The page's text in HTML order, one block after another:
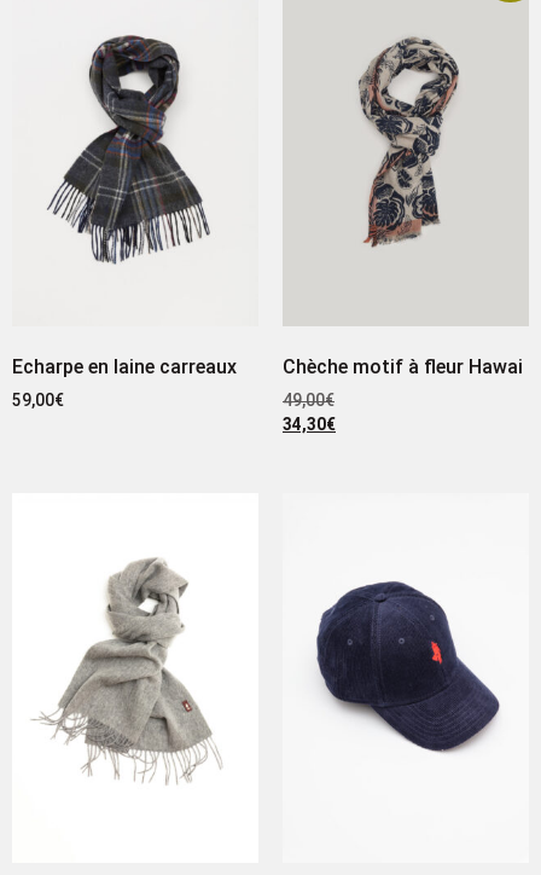
Echarpe en laine carreaux
59,00€
Chèche motif à fleur Hawai
49,00€
34,30€